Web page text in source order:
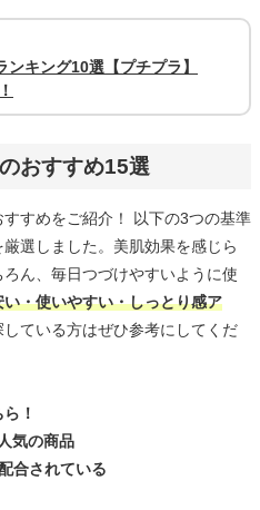
キング10選【プチプラ】
おすすめ15選
すめをご紹介！ 以下の3つの基準
選しました。美肌効果を感じら
ん、毎日つづけやすいように使
い・使いやすい・しっとり感ア
している方はぜひ参考にしてくだ
！
気の商品
合されている